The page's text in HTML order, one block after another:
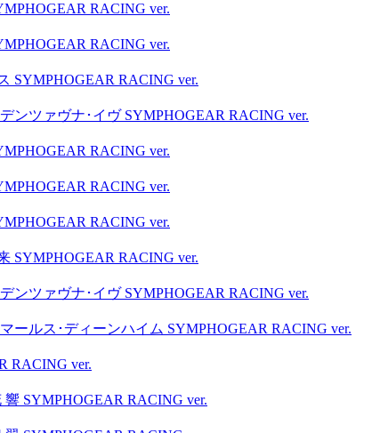
RACING ver.
RACING ver.
SYMPHOGEAR RACING ver.
ンツァヴナ･イヴ SYMPHOGEAR RACING ver.
RACING ver.
RACING ver.
RACING ver.
SYMPHOGEAR RACING ver.
ンツァヴナ･イヴ SYMPHOGEAR RACING ver.
ルス･ディーンハイム SYMPHOGEAR RACING ver.
RACING ver.
SYMPHOGEAR RACING ver.